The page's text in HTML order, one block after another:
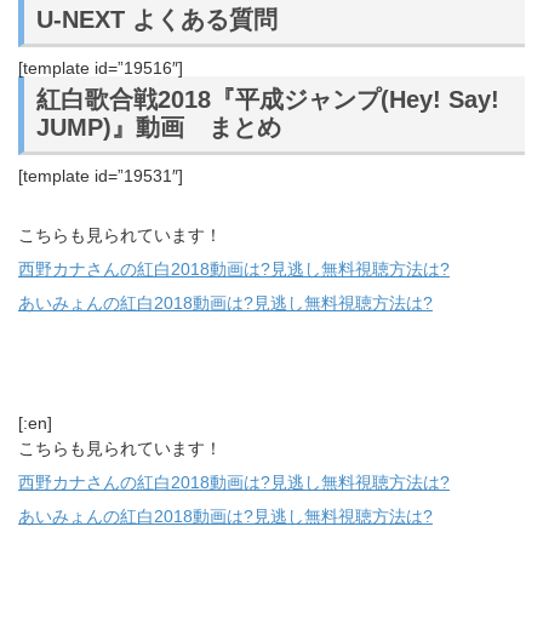
U-NEXT よくある質問
[template id=”19516″]
紅白歌合戦2018『平成ジャンプ(Hey! Say!
JUMP)』動画 まとめ
[template id=”19531″]
こちらも見られています！
西野カナさんの紅白2018動画は?見逃し無料視聴方法は?
あいみょんの紅白2018動画は?見逃し無料視聴方法は?
[:en]
こちらも見られています！
西野カナさんの紅白2018動画は?見逃し無料視聴方法は?
あいみょんの紅白2018動画は?見逃し無料視聴方法は?